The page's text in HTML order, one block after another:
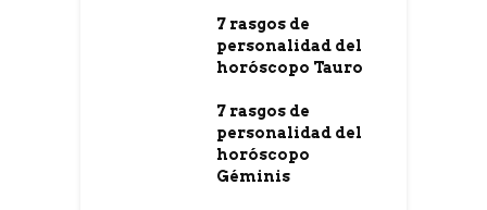
7 rasgos de
personalidad del
horóscopo Tauro
7 rasgos de
personalidad del
horóscopo
Géminis